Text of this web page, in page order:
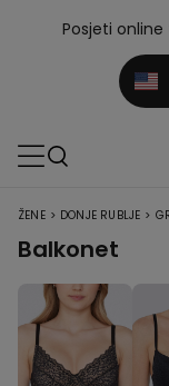
Posjeti
ŽENE > DONJE RUBLJE >
Balkonet